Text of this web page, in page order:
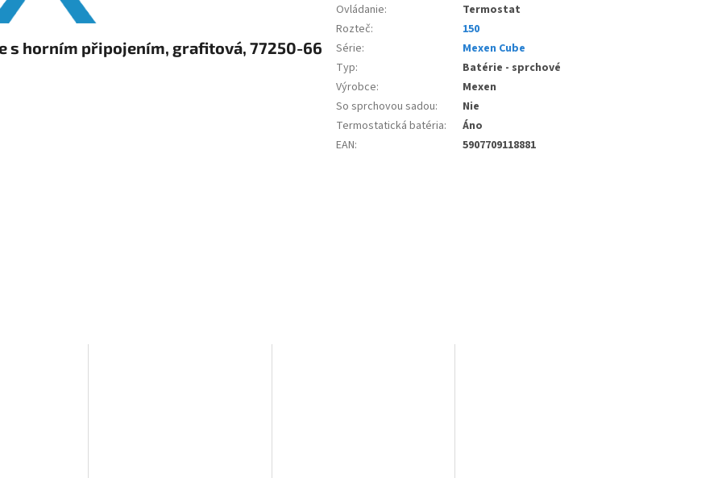
s horním připojením, grafitová, 77250-66
Ovládanie:
Termostat
Rozteč:
150
Série:
Mexen Cube
Typ:
Batérie - sprchové
Výrobce:
Mexen
So sprchovou sadou:
Nie
Termostatická batéria:
Áno
EAN: 5907709118881